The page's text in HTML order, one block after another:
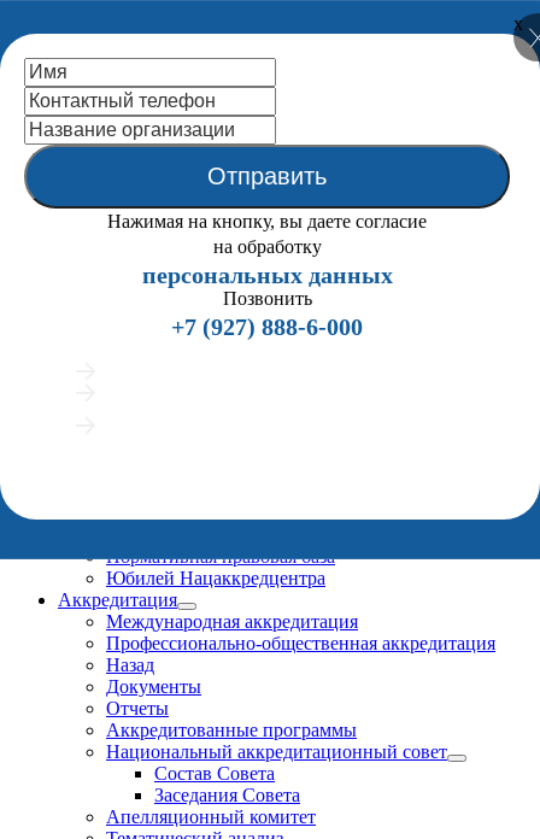
Национальный центр
профессионально-общественной
аккредитации
Закрыть
Главная
Назад
Учредительные и регистрационные документы
Структура
Нормативная правовая база
Юбилей Нацаккредцентра
Аккредитация
Международная аккредитация
Профессионально-общественная аккредитация
Назад
Документы
Отчеты
Аккредитованные программы
Национальный аккредитационный совет
Состав Совета
Заседания Совета
Апелляционный комитет
Отправить
Нажимая на кнопку, вы даете согласие
на обработку
персональных данных
Позвонить
+7 (927) 888-6-000
x